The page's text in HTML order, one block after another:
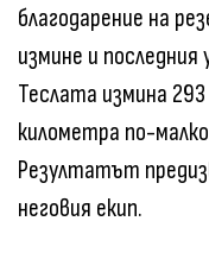
благодарение на
измине и
Теслата измина
километра по-
Резултатът
неговия екип.